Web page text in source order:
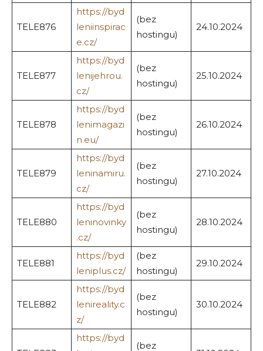
TELE876
https://byd
leniinspirac
e.cz/
(bez
hostingu)
24.10.2024
TELE877
https://byd
lenijehrou.
cz/
(bez
hostingu)
25.10.2024
TELE878
https://byd
lenimagazi
n.eu/
(bez
hostingu)
26.10.2024
TELE879
https://byd
leninamiru.
cz/
(bez
hostingu)
27.10.2024
TELE880
https://byd
leninovinky
.cz/
(bez
hostingu)
28.10.2024
TELE881
https://byd
leniplus.cz/
(bez
hostingu)
29.10.2024
TELE882
https://byd
lenireality.c
z/
(bez
hostingu)
30.10.2024
https://byd
(bez